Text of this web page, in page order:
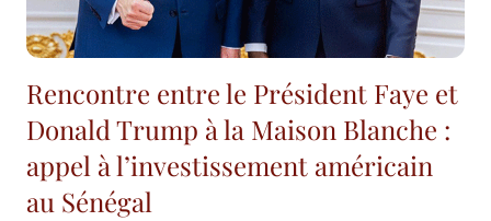
Rencontre entre le Président Faye et
Donald Trump à la Maison Blanche :
appel à l’investissement américain
au Sénégal